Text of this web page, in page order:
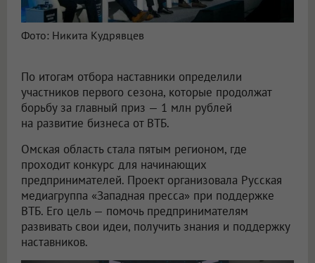
Фото: Никита Кудрявцев
По итогам отбора наставники определили
участников первого сезона, которые продолжат
борьбу за главный приз — 1 млн рублей
на развитие бизнеса от ВТБ.
Омская область стала пятым регионом, где
проходит конкурс для начинающих
предпринимателей. Проект организовала Русская
медиагруппа «Западная пресса» при поддержке
ВТБ. Его цель — помочь предпринимателям
развивать свои идеи, получить знания и поддержку
наставников.